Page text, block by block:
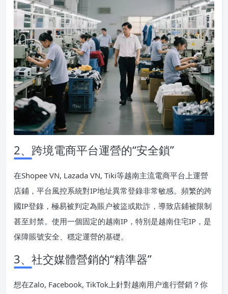
2、跨境電商平台運營的“安全鎖”
在Shopee VN, Lazada VN, Tiki等越南主流電商平台上運營
店鋪，平台風控系統對IP地址異常登錄非常敏感。頻繁的跨
國IP登錄，極易被判定為賬户被盜或欺詐，導致店鋪被限制
甚至封禁。使用一個固定的越南IP，特別是越南住宅IP，是
保障賬號安全、穩定運營的基礎。
3、社交媒體營銷的“精準器”
想在Zalo, Facebook, TikTok上針對越南用户進行營銷？你